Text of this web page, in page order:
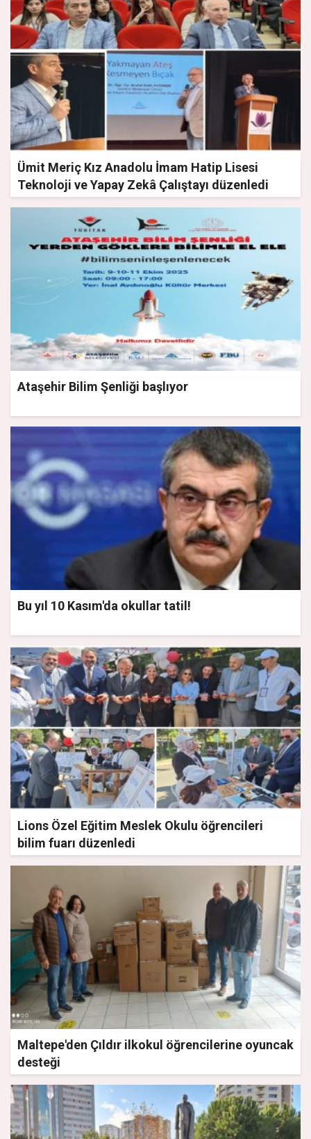
Ümit Meriç Kız Anadolu İmam Hatip Lisesi
Teknoloji ve Yapay Zekâ Çalıştayı düzenledi
Ataşehir Bilim Şenliği başlıyor
Bu yıl 10 Kasım'da okullar tatil!
Lions Özel Eğitim Meslek Okulu öğrencileri
bilim fuarı düzenledi
Maltepe'den Çıldır ilkokul öğrencilerine oyuncak
desteği